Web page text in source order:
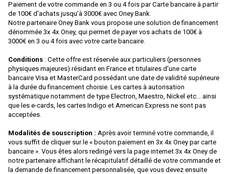
AWM
AZAR MODELS
BALLAN
BASSETT LOWKE
BEMO
BERLINPLAST
BEVBEL
BLMA
BLUFORD SHOPS
Paiement de votre commande en 3 ou 4 fois par Carte bancaire à partir
de 100€ d’achats jusqu’à 3000€ avec Oney Bank.
Notre partenaire Oney Bank vous propose une solution de financement
dénommée 3x 4x Oney, qui permet de payer vos achats de 100€ à
3000€ en 3 ou 4 fois avec votre carte bancaire.
Conditions : Cette offre est réservée aux particuliers (personnes
physiques majeures) résidant en France et titulaires d’une carte
bancaire Visa et MasterCard possédant une date de validité supérieure
à la durée du financement choisie. Les cartes à autorisation
systématique notamment de type Electron, Maestro, Nickel etc... ainsi
que les e-cards, les cartes Indigo et American Express ne sont pas
acceptées.
Modalités de souscription : Après avoir terminé votre commande, il
vous suffit de cliquer sur le « bouton paiement en 3x 4x Oney par carte
bancaire ». Vous êtes alors redirigé vers la page internet 3x 4x Oney de
notre partenaire affichant le récapitulatif détaillé de votre commande et
la demande de financement personnalisée, que vous devez ensuite